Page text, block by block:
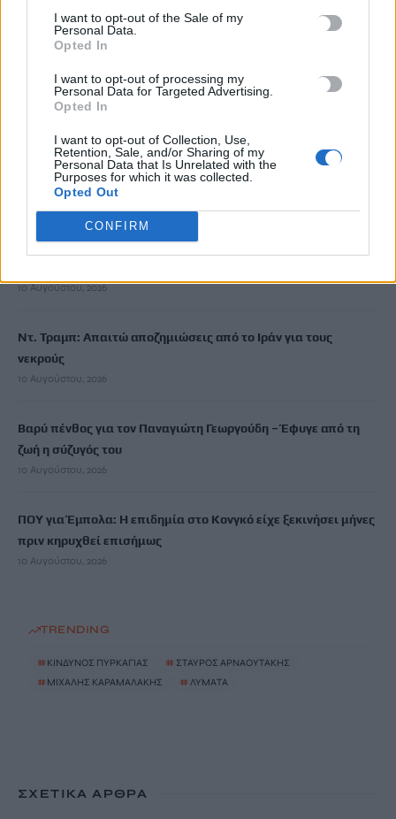
I want to opt-out of the Sale of my
Personal Data.
Opted In
I want to opt-out of processing my
Personal Data for Targeted Advertising.
Opted In
I want to opt-out of Collection, Use,
Retention, Sale, and/or Sharing of my
Personal Data that Is Unrelated with the
Purposes for which it was collected.
Opted Out
CONFIRM
Συνάντηση Περιφερειάρχη Κρήτης Σταύρου Αρναουτάκη με
10 Αυγούστου, 2026
Μ. Καραμαλάκης: Λύματα στον παλαιό λιμένα – Το ερώτημα
δεν είναι εάν υπάρχουν χρήματα, είναι εάν υπάρχει
ημερομηνία
10 Αυγούστου, 2026
Περσείδες και ολική έκλειψη Ηλίου: Τι θα μπορέσουμε να
10 Αυγούστου, 2026
Ντ. Τραμπ: Απαιτώ αποζημιώσεις από το Ιράν για τους
νεκρούς
10 Αυγούστου, 2026
Βαρύ πένθος για τον Παναγιώτη Γεωργούδη – Έφυγε από τη
ζωή η σύζυγός του
10 Αυγούστου, 2026
ΠΟΥ για Έμπολα: Η επιδημία στο Κονγκό είχε ξεκινήσει μήνες
πριν κηρυχθεί επισήμως
10 Αυγούστου, 2026
TRENDING
# ΚΙΝΔΥΝΟΣ ΠΥΡΚΑΓΙΑΣ # ΣΤΑΥΡΟΣ ΑΡΝΑΟΥΤΑΚΗΣ
# ΜΙΧΑΛΗΣ ΚΑΡΑΜΑΛΑΚΗΣ # ΛΥΜΑΤΑ
ΣΧΕΤΙΚΆ ΆΡΘΡΑ